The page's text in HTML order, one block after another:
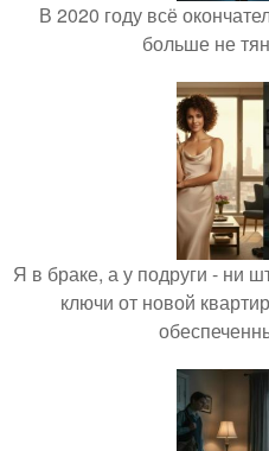
В 2020 году всё
больше не
Я в браке, а у подруги - ни
ключи от новой